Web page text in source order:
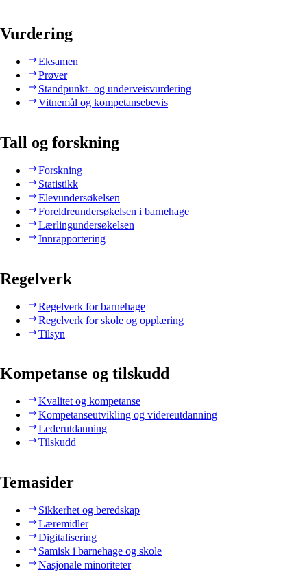
Vurdering
Eksamen
Prøver
Standpunkt- og underveisvurdering
Vitnemål og kompetansebevis
Tall og forskning
Forskning
Statistikk
Elevundersøkelsen
Foreldreundersøkelsen i barnehage
Lærlingundersøkelsen
Innrapportering
Regelverk
Regelverk for barnehage
Regelverk for skole og opplæring
Tilsyn
Kompetanse og tilskudd
Kvalitet og kompetanse
Kompetanseutvikling og videreutdanning
Lederutdanning
Tilskudd
Temasider
Sikkerhet og beredskap
Læremidler
Digitalisering
Samisk i barnehage og skole
Nasjonale minoriteter